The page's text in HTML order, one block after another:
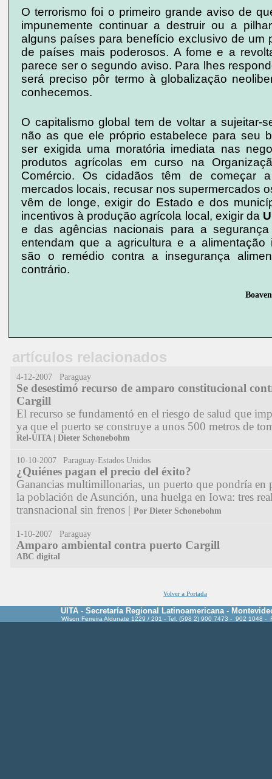
O terrorismo foi o primeiro grande aviso de
impunemente continuar a destruir ou a
alguns países para benefício exclusivo de um
de países mais poderosos. A fome e a
parece ser o segundo aviso. Para lhes
será preciso pôr termo à globalização
conhecemos.
O capitalismo global tem de voltar a sujeitar-
não as que ele próprio estabelece para seu
ser exigida uma moratória imediata nas
produtos agrícolas em curso na
Comércio. Os cidadãos têm de começar
mercados locais, recusar nos supermercados
vêm de longe, exigir do Estado e dos
incentivos à produção agrícola local, exigir da
e das agências nacionais para a
entendam que a agricultura e a alimentação
são o remédio contra a insegurança
contrário.
artículos relacionados
4-12-2007 Paraguay
Se desestimó recurso de amparo constitucional
Cargill
El recurso se fundamentó en el riesgo de salud que
ya que el puerto se construye a unos 500 metros de
Rel-UITA | Dieter Schonebohm
10-10-2007 Paraguay-Estados Unidos
¿Quiénes pagan el precio del éxito?
Ganancias multimillonarias, un puerto que pondría en
la población de Asunción, una huelga en Iowa: tres
transnacional sin frenos |
Por Dieter Schonebohm
1-10-2007 Paraguay
Amparo ambiental contra puerto Cargill
ABC digital
Volver a Portada
UITA - Secretaría Regional Latinoamericana -
Wilson Ferreira Aldunate 1229 / 201 - Tel. (598 2) 900 7473 - 902 1048 -